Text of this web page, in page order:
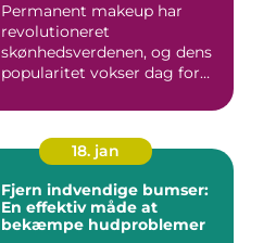
Permanent makeup har
revolutioneret
skønhedsverdenen, og dens
popularitet vokser dag for
18. jan
Fjern indvendige bumser:
En effektiv måde at
bekæmpe hudproblemer